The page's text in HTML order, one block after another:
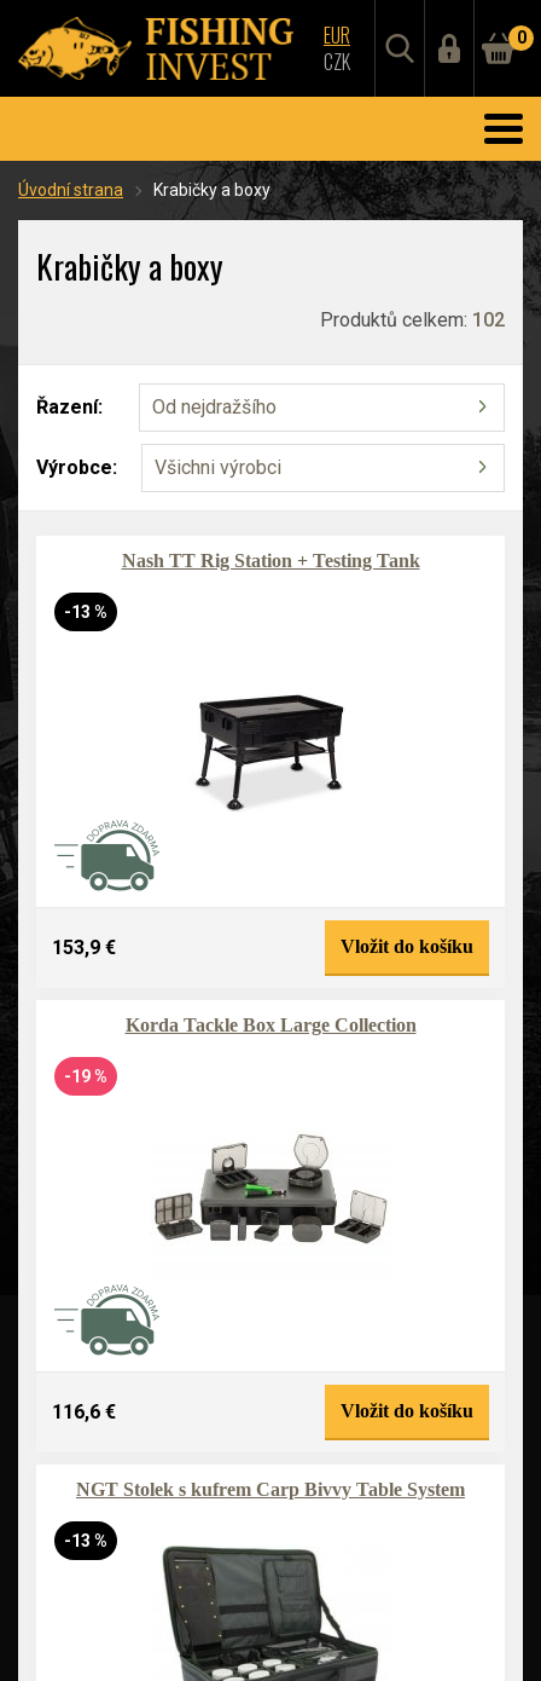
EUR
CZK
0
Úvodní strana Krabičky a boxy
Krabičky a boxy
Produktů celkem: 102
Řazení: Od nejdražšího
Výrobce: Všichni výrobci
Nash TT Rig Station + Testing Tank
-13 %
153,9 € Vložit do košíku
Korda Tackle Box Large Collection
-19 %
116,6 € Vložit do košíku
NGT Stolek s kufrem Carp Bivvy Table System
-13 %